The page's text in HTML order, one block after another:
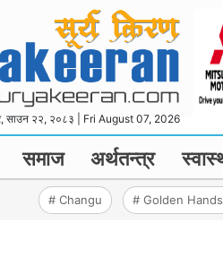
साउन २२, २०८३ | Fri August 07, 2026
समाज अर्थतन्‍त्र
# Changu # Golden